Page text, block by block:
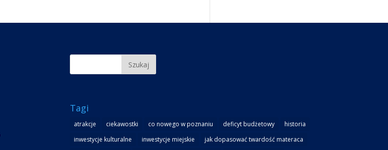
Tagi
atrakcje ciekawostki co nowego w poznaniu deficyt budżetowy
historia
inwestycje kulturalne
inwestycje miejskie
jak dopasować twardość materaca